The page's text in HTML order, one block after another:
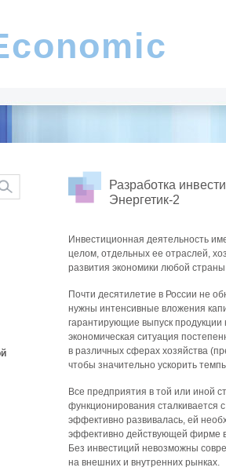
Разработка
Энергетик-2
Инвестиционная деятельность
целом, отдельных ее отраслей,
развития экономики любой
Почти десятилетие в России не
нужны интенсивные вложения
гарантирующие выпуск
экономическая ситуация
в различных сферах хозяйства
чтобы значительно ускорить
Все предприятия в той или иной
функционирования сталкивается
эффективно развивалась, ей
эффективно действующей фирме
Без инвестиций невозможны
на внешних и внутренних рынках.